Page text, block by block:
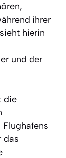
ihrer
hierin
und der
die
Flughafens
das